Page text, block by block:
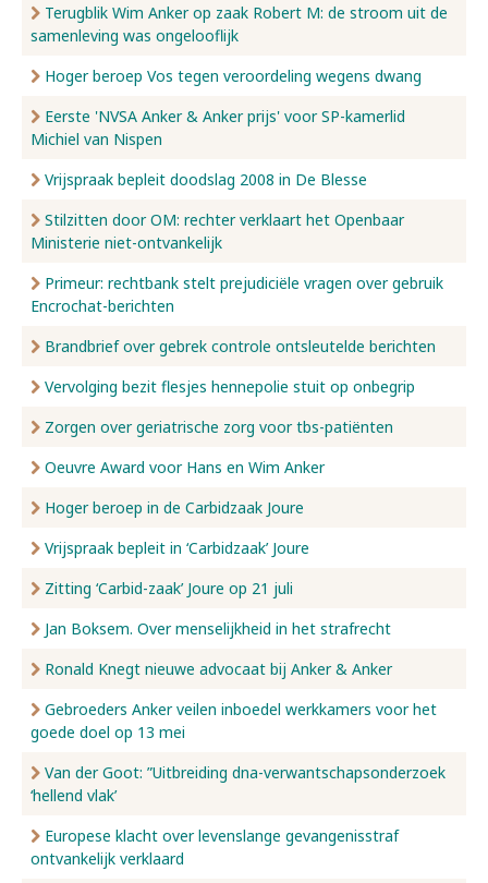
Terugblik Wim Anker op zaak Robert M: de stroom uit de
samenleving was ongelooflijk
Hoger beroep Vos tegen veroordeling wegens dwang
Eerste 'NVSA Anker & Anker prijs' voor SP-kamerlid
Michiel van Nispen
Vrijspraak bepleit doodslag 2008 in De Blesse
Stilzitten door OM: rechter verklaart het Openbaar
Ministerie niet-ontvankelijk
Primeur: rechtbank stelt prejudiciële vragen over gebruik
Encrochat-berichten
Brandbrief over gebrek controle ontsleutelde berichten
Vervolging bezit flesjes hennepolie stuit op onbegrip
Zorgen over geriatrische zorg voor tbs-patiënten
Oeuvre Award voor Hans en Wim Anker
Hoger beroep in de Carbidzaak Joure
Vrijspraak bepleit in ‘Carbidzaak’ Joure
Zitting ‘Carbid-zaak’ Joure op 21 juli
Jan Boksem. Over menselijkheid in het strafrecht
Ronald Knegt nieuwe advocaat bij Anker & Anker
Gebroeders Anker veilen inboedel werkkamers voor het
goede doel op 13 mei
Van der Goot: ”Uitbreiding dna-verwantschapsonderzoek
‘hellend vlak’
Europese klacht over levenslange gevangenisstraf
ontvankelijk verklaard